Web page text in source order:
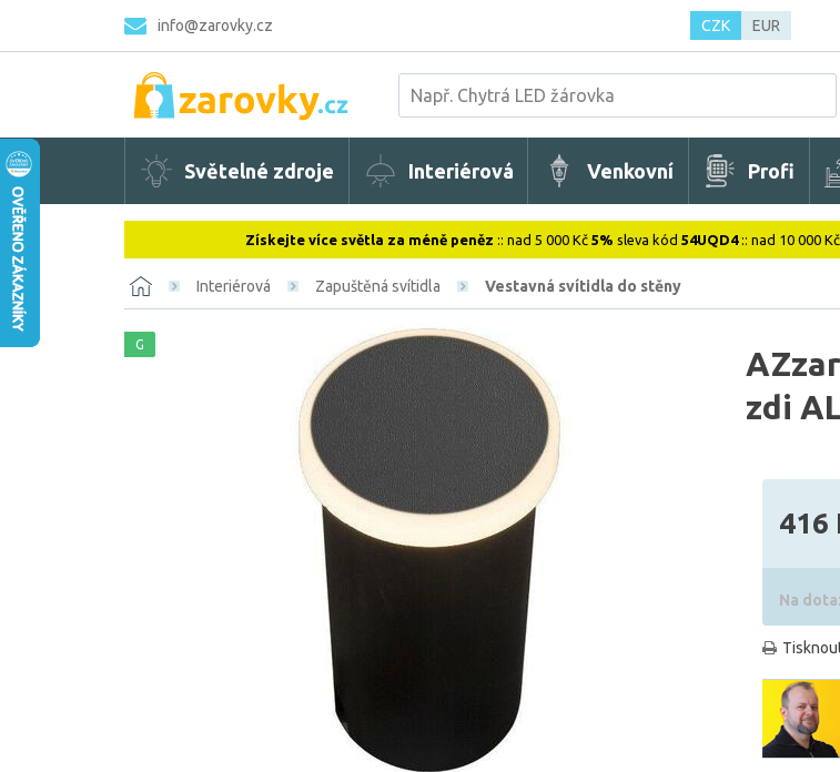
info@zarovky.cz CZK EUR
Světelné zdroje Interiérová Venkovní Profi
Získejte více světla za méně peněz :: nad 5 000 Kč 5% sleva kód 54UQD4:: nad 10 000 Kč
Interiérová Zapuštěná svítidla Vestavná svítidla do stěny
zdi
G
416
Na